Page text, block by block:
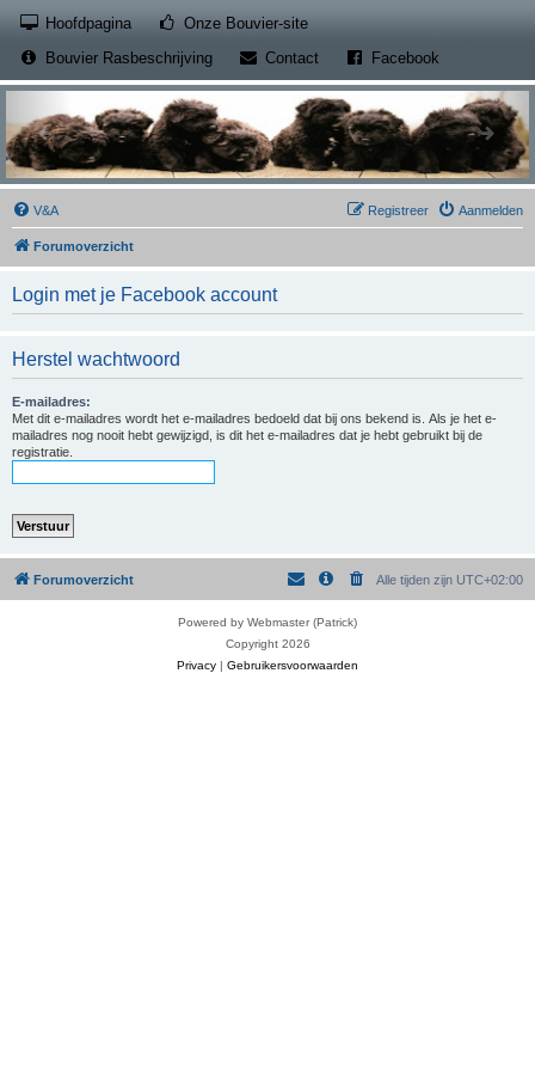
Hoofdpagina Onze Bouvier-site(Opens a new tab)
Bouvier Rasbeschrijving
Contact(Opens a new tab)
Facebook
V&A Aanmelden
Registreer
Forumoverzicht
Login met je Facebook account
Herstel wachtwoord
E-mailadres:
Met dit e-mailadres wordt het e-mailadres bedoeld dat bij ons bekend is. Als je het e-
mailadres nog nooit hebt gewijzigd, is dit het e-mailadres dat je hebt gebruikt bij de
registratie.
Forumoverzicht Alle tijden zijn UTC+02:00
Powered by Webmaster (Patrick)
Copyright 2026
Privacy | Gebruikersvoorwaarden